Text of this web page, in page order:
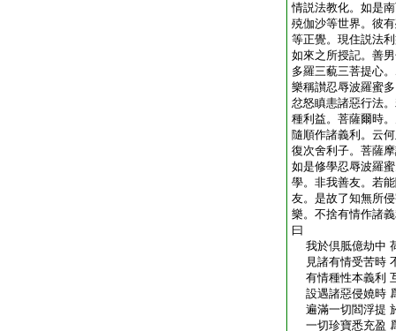
情説法教化。如是
殑伽沙等世界。彼
等正覺。現住説法
如來之所授記。善
多羅三藐三菩提心
樂稱讃忍辱波羅蜜
忿怒瞋恚諸惡行法
種利益。菩薩爾時
隨順作諸義利。云
復次舍利子。菩薩
如是修學忍辱波羅
學。非我善友。若
友。是故了知無所
樂。不捨有情作諸
曰
我於倶胝億劫中
見諸有情受苦時
有情種性本義利
設遇諸惡侵嬈時
遍滿一切閻浮提
一切珍寶悉充盈